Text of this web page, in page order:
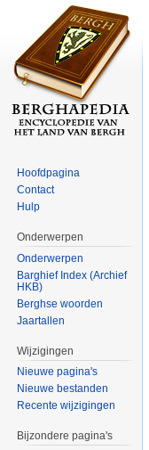
Hoofdpagina
Contact
Hulp
Onderwerpen
Onderwerpen
Barghief Index (Archief
HKB)
Berghse woorden
Jaartallen
Wijzigingen
Nieuwe pagina's
Nieuwe bestanden
Recente wijzigingen
Bijzondere pagina's